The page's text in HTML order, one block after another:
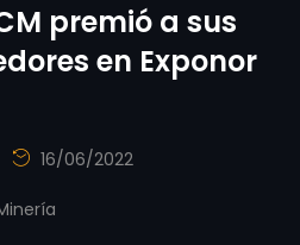
premió a sus
en Exponor
16/06/2022